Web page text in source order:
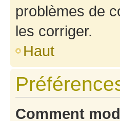
problèmes de
les corriger.
Haut
Comment